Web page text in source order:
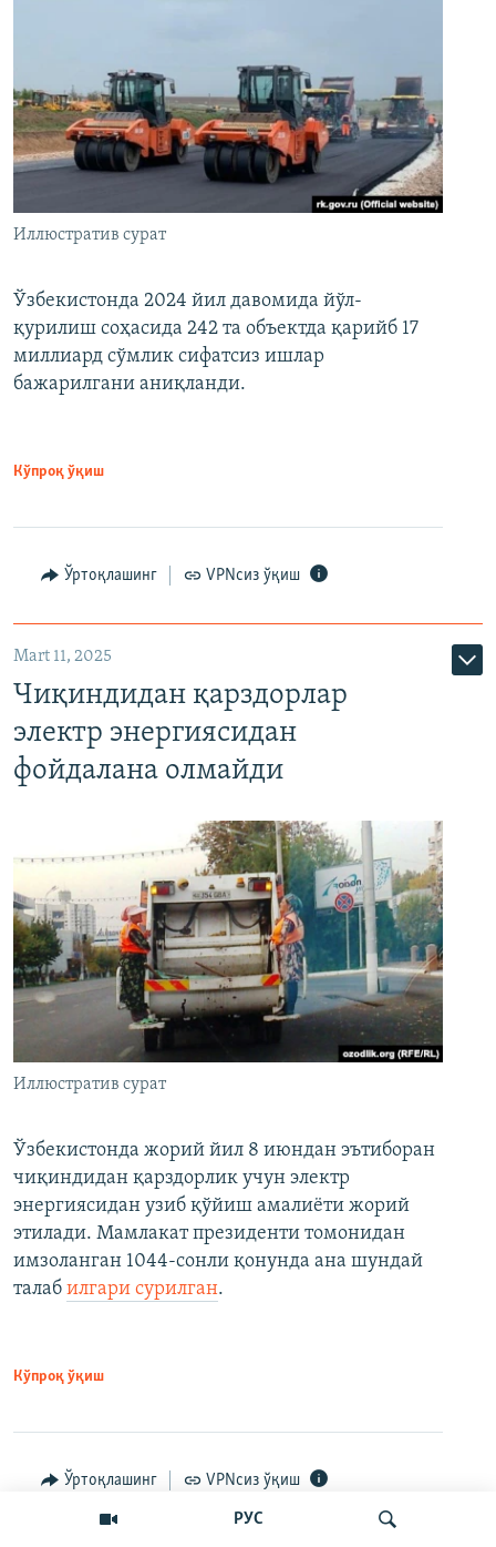
РУС
Иллюстратив сурат
Ўзбекистонда 2024 йил давомида йўл-
қурилиш соҳасида 242 та объектда қарийб 17
миллиард сўмлик сифатсиз ишлар
бажарилгани аниқланди.
Кўпроқ ўқиш
Ўртоқлашинг VPNсиз ўқиш
Mart 11, 2025
Чиқиндидан қарздорлар
электр энергиясидан
фойдалана олмайди
Иллюстратив сурат
Ўзбекистонда жорий йил 8 июндан эътиборан
чиқиндидан қарздорлик учун электр
энергиясидан узиб қўйиш амалиёти жорий
этилади. Мамлакат президенти томонидан
имзоланган 1044-сонли қонунда ана шундай
талаб илгари сурилган.
Кўпроқ ўқиш
Ўртоқлашинг VPNсиз ўқиш